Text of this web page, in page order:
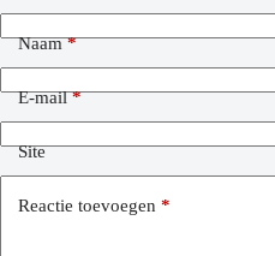
Naam*
E-mail*
Site
Reactie toevoegen *